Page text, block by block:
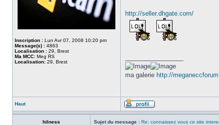
Inscription : Lun Avr 07, 2008 10:20 pm
Message(s) : 4863
Localisation : 29, Brest
Ma MCC: Meg RS
Localisation: 29, Brest
http://seller.dhgate.com/
ma galerie http://
Haut
hilness Sujet du message : Re: connaissez vous ce site